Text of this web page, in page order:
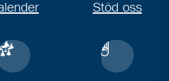
Stöd oss